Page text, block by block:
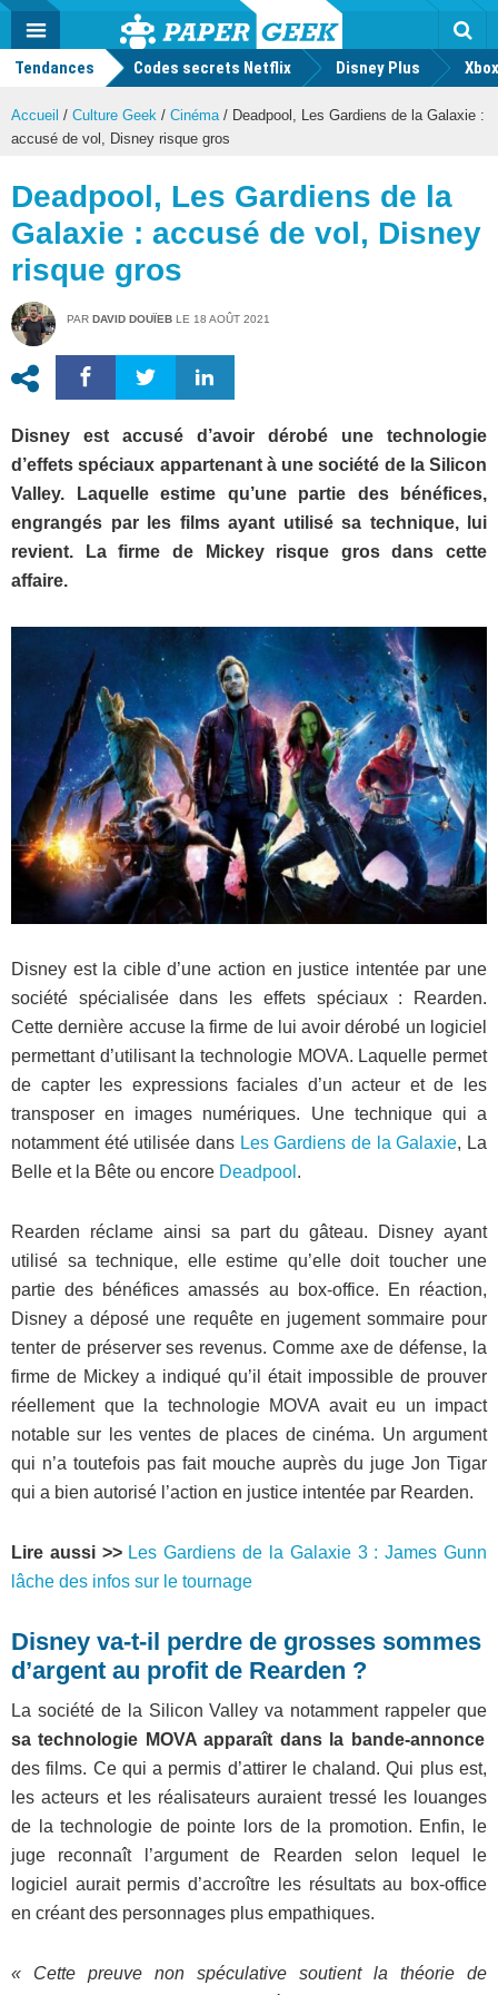
Actu
geek
MENU
Tendances Codes secrets Netflix Disney Plus
Accueil / Culture Geek / Cinéma / Deadpool, Les Gardiens de la Galaxie :
accusé de vol, Disney risque gros
Deadpool, Les Gardiens de la
Galaxie : accusé de vol, Disney
risque gros
PAR DAVID DOUÏEB LE 18 AOÛT 2021
Disney est accusé d’avoir dérobé une technologie
d’effets spéciaux appartenant à une société de la Silicon
Valley. Laquelle estime qu’une partie des bénéfices,
engrangés par les films ayant utilisé sa technique, lui
revient. La firme de Mickey risque gros dans cette
affaire.
Disney est la cible d’une action en justice intentée par une
société spécialisée dans les effets spéciaux : Rearden.
Cette dernière accuse la firme de lui avoir dérobé un logiciel
permettant d’utilisant la technologie MOVA. Laquelle permet
de capter les expressions faciales d’un acteur et de les
transposer en images numériques. Une technique qui a
notamment été utilisée dans Les Gardiens de la Galaxie, La
Belle et la Bête ou encore Deadpool .
Rearden réclame ainsi sa part du gâteau. Disney ayant
utilisé sa technique, elle estime qu’elle doit toucher une
partie des bénéfices amassés au box-office. En réaction,
Disney a déposé une requête en jugement sommaire pour
tenter de préserver ses revenus. Comme axe de défense, la
firme de Mickey a indiqué qu’il était impossible de prouver
réellement que la technologie MOVA avait eu un impact
notable sur les ventes de places de cinéma. Un argument
qui n’a toutefois pas fait mouche auprès du juge Jon Tigar
qui a bien autorisé l’action en justice intentée par Rearden.
Lire aussi >>Les Gardiens de la Galaxie 3 : James Gunn
lâche des infos sur le tournage
Disney va-t-il perdre de grosses sommes
d’argent au profit de Rearden ?
La société de la Silicon Valley va notamment rappeler que
sa technologie MOVA apparaît dans la bande-annonce
des films. Ce qui a permis d’attirer le chaland. Qui plus est,
les acteurs et les réalisateurs auraient tressé les louanges
de la technologie de pointe lors de la promotion. Enfin, le
juge reconnaît l’argument de Rearden selon lequel le
logiciel aurait permis d’accroître les résultats au box-office
en créant des personnages plus empathiques.
« Cette preuve non spéculative soutient la théorie de
Mode
FacebookTwitter Youtube